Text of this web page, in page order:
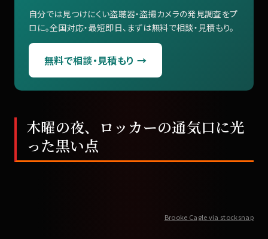
自分では見つけにくい盗聴器・盗撮カメラの発見調査をプ
ロに。全国対応・最短即日、まずは無料で相談・見積もり。
無料で相談・見積もり →
木曜の夜、ロッカーの通気口に光
った黒い点
Brooke Cagle via stocksnap